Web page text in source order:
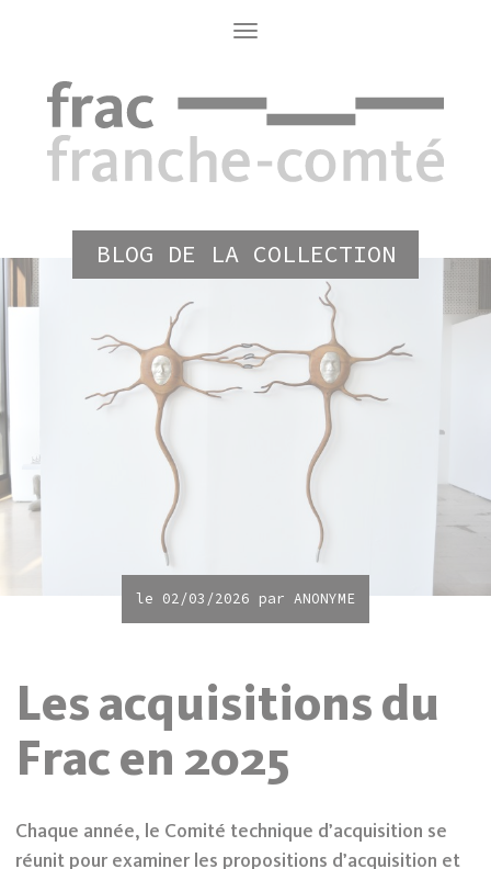
Toggle
navigation
BLOG DE LA COLLECTION
le 02/03/2026 par ANONYME
Les acquisitions du
Frac en 2025
Chaque année, le Comité technique d’acquisition se
réunit pour examiner les propositions d’acquisition et